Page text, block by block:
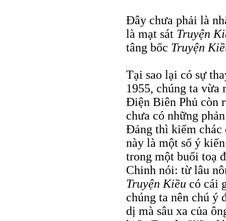
Ðây chưa phải là
là mạt sát Truyện
tâng bốc Truyện
Tại sao lại có sự
1955, chúng ta
Ðiện Biên Phủ còn
chưa có những
Ðảng thì kiếm chác
này là một số ý
trong một buổi toạ
Chinh nói: từ lâu
Truyện Kiều có cái
chúng ta nên chú ý
dị mà sâu xa của